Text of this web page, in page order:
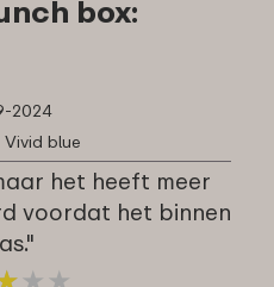
box:
2024
Vivid blue
het heeft meer
voordat het binnen
★ ★
★ ★